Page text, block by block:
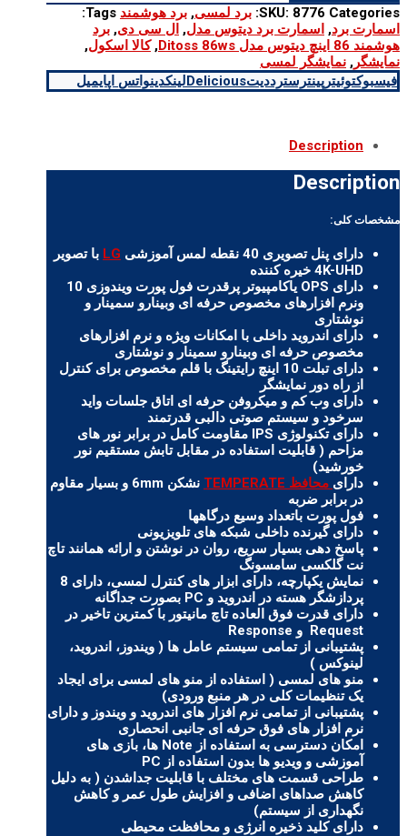
دیتوس
مدل
Ditoss
86ws
quantity
SKU: 8776 Categories: برد لمسی, برد هوشمند Tags:
اسمارت برد, اسمارت برد دیتوس مدل, ال سی دی, برد
هوشمند 86 اینچ دیتوس مدل Ditoss 86ws
,کالا اسکول,
نمایشگر , نمایشگر لمسی
فیسبوکتوئیتر پینترسترددیتDeliciousلینکدینواتس اپایمیل
Description
Description
مشخصات کلی:
دارای پنل تصویری 40 نقطه لمس آموزشی LG با تصویر
4K-UHD خیره کننده
دارای OPS یاکامپیوتر پرقدرت فول پورت ویندوزی 10
ونرم افزارهای مخصوص حرفه ای وبینارو سمینار و
نوشتاری
دارای اندروید داخلی با امکانات ویژه و نرم افزارهای
مخصوص حرفه ای وبینارو سمینار و نوشتاری
دارای تبلت 10 اینچ رایتینگ با قلم مخصوص برای کنترل
از راه دور نمایشگر
دارای وب کم و میکروفن حرفه ای اتاق جلسات واید
سرخود و سیستم صوتی دالبی قدرتمند
دارای تکنولوژی IPS مقاومت کامل در برابر نور های
مزاحم ( قابلیت استفاده در مقابل تابش مستقیم نور
خورشید)
دارای محافظ TEMPERATE
نشکن 6mm و بسیار مقاوم
در برابر ضربه
فول پورت باتعداد وسیع درگاهها
دارای گیرنده داخلی شبکه های تلویزیونی
پاسخ دهی بسیار سریع، روان در نوشتن و ارائه همانند تاچ
نت گلکسی سامسونگ
نمایش یکپارچه، دارای ابزار های کنترل لمسی، دارای 8
پردازشگر هسته در اندروید و PC بصورت جداگانه
دارای قدرت فوق العاده تاچ مانیتور با کمترین تاخیر در
Request و Response
پشتیبانی از تمامی سیستم عامل ها ( ویندوز، اندروید،
لینوکس )
منو های لمسی ( استفاده از منو های لمسی برای ایجاد
یک تنظیمات کلی در هر منبع ورودی)
پشتیبانی از تمامی نرم افزار های اندروید و ویندوز و دارای
نرم افزار های فوق حرفه ای جانبی انحصاری
امکان دسترسی به استفاده از Note ها، بازی های
آموزشی و ویدیو ها بدون استفاده از PC
طراحی قسمت های مختلف با قابلیت جداشدن ( به دلیل
کاهش صداهای اضافی و افزایش طول عمر و کاهش
نگهداری از سیستم)
دارای کلید ذخیره انرژی و محافظت محیطی